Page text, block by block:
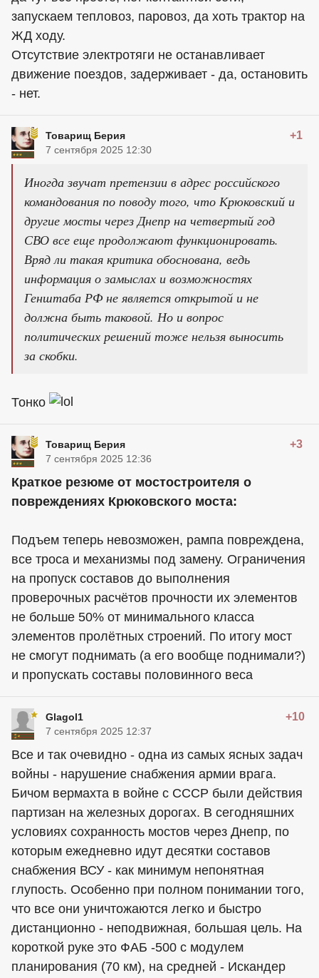
запускаем тепловоз, паровоз, да хоть трактор на
ЖД ходу.
Отсутствие электротяги не останавливает
движение поездов, задерживает - да, остановить
- нет.
Товарищ Берия +1
7 сентября 2025 12:30
Иногда звучат претензии в адрес российского
командования по поводу того, что Крюковский и
другие мосты через Днепр на четвертый год
СВО все еще продолжают функционировать.
Вряд ли такая критика обоснована, ведь
информация о замыслах и возможностях
Генштаба РФ не является открытой и не
должна быть таковой. Но и вопрос
политических решений тоже нельзя выносить
за скобки.
Тонко
Товарищ Берия +3
7 сентября 2025 12:36
Краткое резюме от мостостроителя о
повреждениях Крюковского моста:
Подъем теперь невозможен, рампа повреждена,
все троса и механизмы под замену. Ограничения
на пропуск составов до выполнения
проверочных расчётов прочности их элементов
не больше 50% от минимального класса
элементов пролётных строений. По итогу мост
не смогут поднимать (а его вообще поднимали?)
и пропускать составы половинного веса
Glagol1 +10
7 сентября 2025 12:37
Все и так очевидно - одна из самых ясных задач
войны - нарушение снабжения армии врага.
Бичом вермахта в войне с СССР были действия
партизан на железных дорогах. В сегодняшних
условиях сохранность мостов через Днепр, по
которым ежедневно идут десятки составов
снабжения ВСУ - как минимум непонятная
глупость. Особенно при полном понимании того,
что все они уничтожаются легко и быстро
дистанционно - неподвижная, большая цель. На
короткой руке это ФАБ -500 с модулем
планирования (70 км), на средней - Искандер